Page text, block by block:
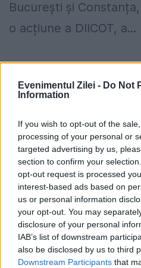
Evenimentul Zilei - Do Not
Information
If you wish to opt-out of the
processing of your personal or
targeted advertising by us,
section to confirm your
opt-out request is processed
interest-based ads based on
us or personal information
your opt-out. You may
disclosure of your personal
IAB’s list of downstream
also be disclosed by us to third
Downstream Participants that
București și
o acțiune a DIICOT, a...
Stiri calde
11:46- Salariile
nu ajunge legea în
11:39-Afacerea din
de Taekwondo WT. Ce a
Conturi